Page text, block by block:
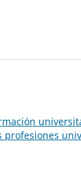
profesiones